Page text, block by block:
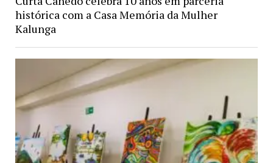
histórica com a Casa Memória da Mulher
Kalunga